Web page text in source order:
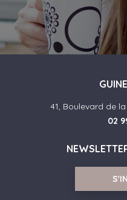
41, Boulevard de
02